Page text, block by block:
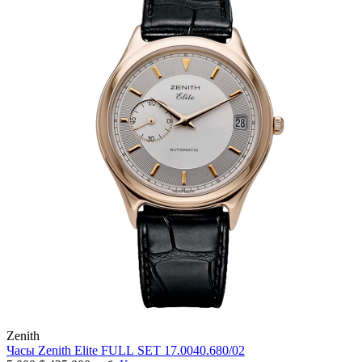
Zenith
Часы Zenith Elite FULL SET 17.0040.680/02